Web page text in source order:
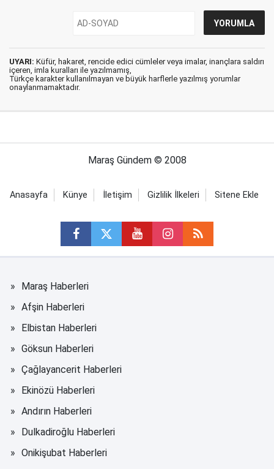
UYARI: Küfür, hakaret, rencide edici cümleler veya imalar, inançlara saldırı
içeren, imla kuralları ile yazılmamış,
Türkçe karakter kullanılmayan ve büyük harflerle yazılmış yorumlar
onaylanmamaktadır.
Maraş Gündem © 2008
Anasayfa Künye İletişim Gizlilik İlkeleri Sitene Ekle
Maraş Haberleri
Afşin Haberleri
Elbistan Haberleri
Göksun Haberleri
Çağlayancerit Haberleri
Ekinözü Haberleri
Andırın Haberleri
Dulkadiroğlu Haberleri
Onikişubat Haberleri